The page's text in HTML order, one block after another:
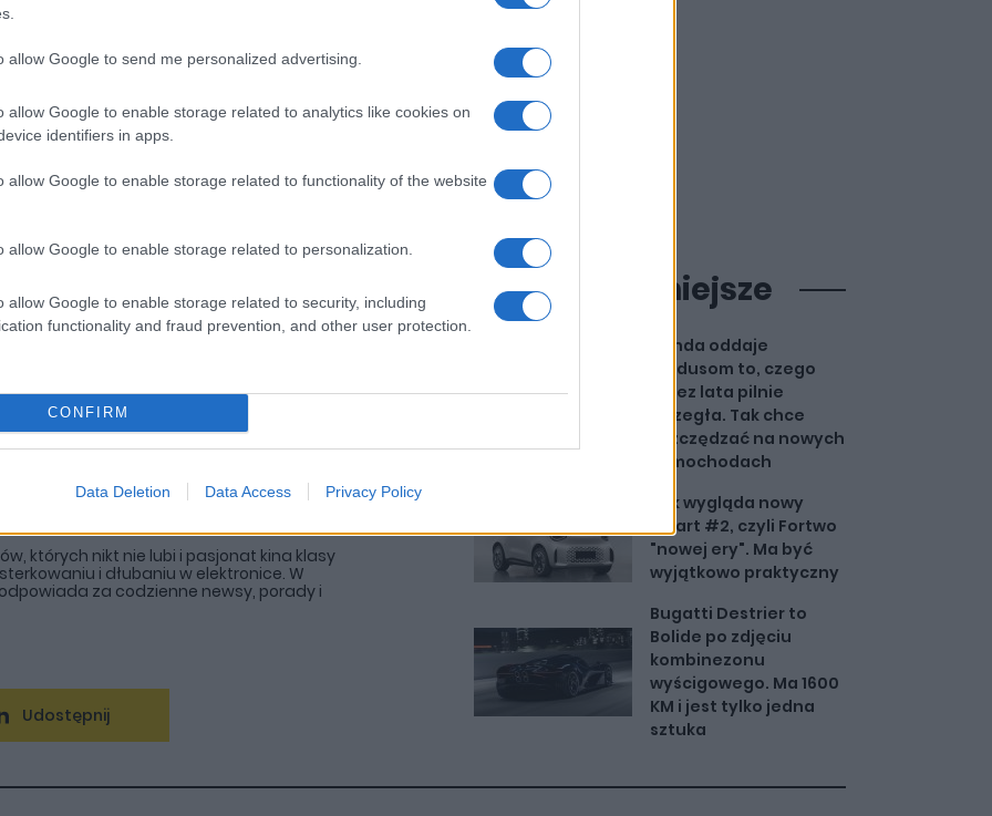
allow Google to send me personalized advertising.
allow Google to enable storage related to analytics like cookies on
identifiers in apps.
allow Google to enable storage related to functionality of the website
allow Google to enable storage related to personalization.
allow Google to enable storage related to security, including
functionality and fraud prevention, and other user protection.
CONFIRM
Data Deletion Data Access Privacy Policy
modelu Spectre?
musi mieć V12 pod maską, aby
wybierany jako samochód do
daje ciszę i komfort, a także
własnego domu. To umożliwia
i tym samym brak konieczności
marki czasami jest to najwyższa
których nikt nie lubi i pasjonat kina klasy
i dłubaniu w elektronice. W
za codzienne newsy, porady i
Udostępnij
Najpopularniejsze
Honda oddaje
Hindusom to, czego
przez lata pilnie
strzegła. Tak chce
oszczędzać na nowych
samochodach
Tak wygląda nowy
Smart #2, czyli Fortwo
"nowej ery". Ma być
wyjątkowo praktyczny
Bugatti Destrier to
Bolide po zdjęciu
kombinezonu
wyścigowego. Ma 1600
KM i jest tylko jedna
sztuka